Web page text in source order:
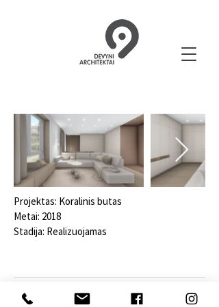
Projektas: Koralinis butas
Metai: 2018
Stadija: Realizuojamas